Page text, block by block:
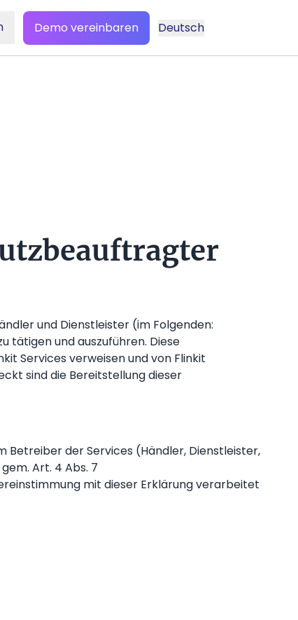
Demo vereinbaren Deutsch
und Dienstleister (im Folgenden:
tätigen und auszuführen. Diese
Services verweisen und von Flinkit
sind die Bereitstellung dieser
der Services (Händler, Dienstleister,
Art. 4 Abs. 7
mit dieser Erklärung verarbeitet